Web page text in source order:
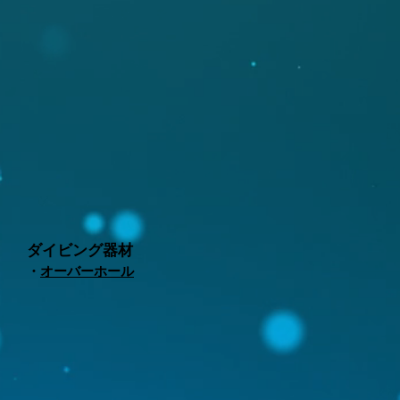
ダイビング器材
・ オーバーホール